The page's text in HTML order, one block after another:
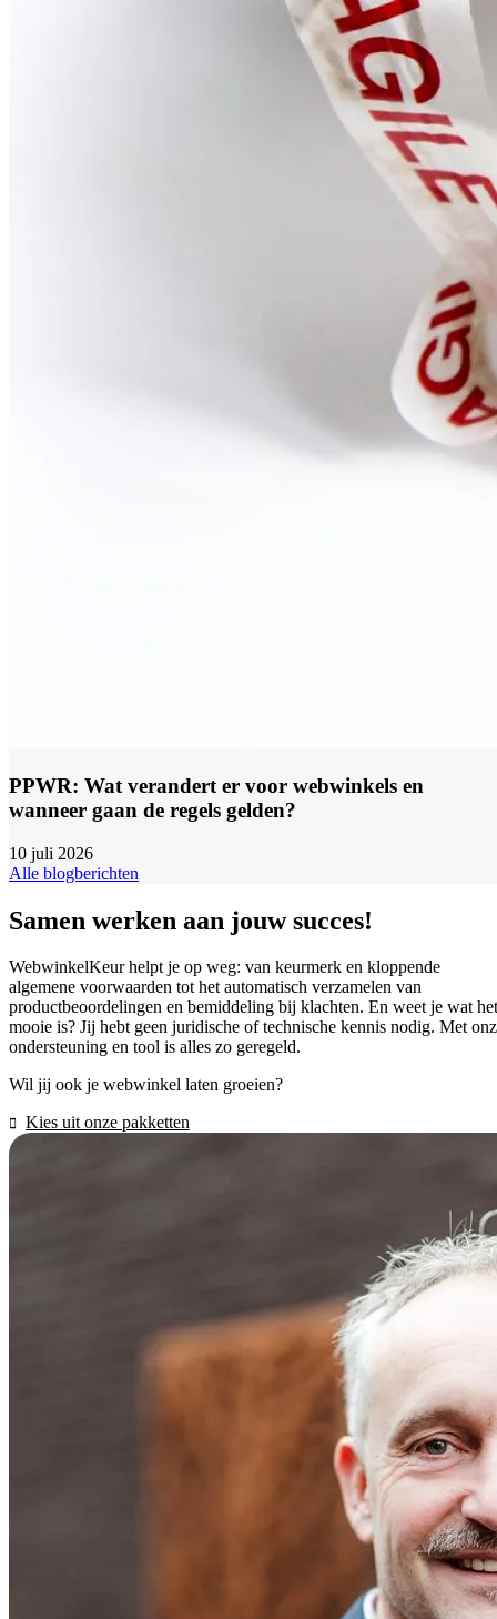
PPWR: Wat verandert er voor webwinkels en
wanneer gaan de regels gelden?
10 juli 2026
Alle blogberichten
Samen werken aan jouw succes!
WebwinkelKeur helpt je op weg: van keurmerk en kloppende
algemene voorwaarden tot het automatisch verzamelen van
productbeoordelingen en bemiddeling bij klachten. En weet je wat het
mooie is? Jij hebt geen juridische of technische kennis nodig. Met
ondersteuning en tool is alles zo geregeld.
Wil jij ook je webwinkel laten groeien?
Kies uit onze pakketten